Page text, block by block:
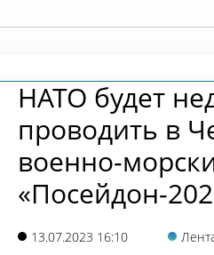
НАТО будет
проводить в
военно-
«Посейдон-
13.07.2023 16:10